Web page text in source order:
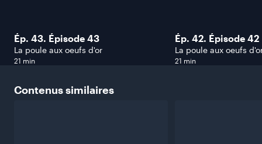
Ép. 43. Épisode 43
La poule aux oeufs d'or
21 min
Ép. 42. Épisode 42
La poule aux oeufs
21 min
Contenussimilaires